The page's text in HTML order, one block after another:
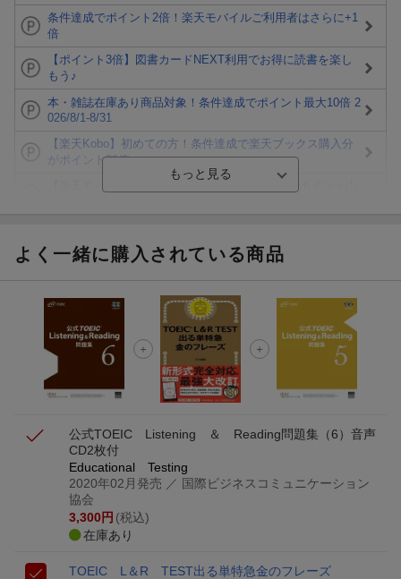
条件達成でポイント2倍！楽天モバイルご利用者はさらに+1
倍
【ポイント3倍】図書カードNEXT利用でお得に読書を楽し
もう♪
本・雑誌在庫あり商品対象！条件達成でポイント最大10倍 2
026/8/1-8/31
【楽天Kobo】初めての方！条件達成で楽天ブックス購入分
がポイント20倍
ト山分け
エントリー＆3,000円以上購入で無料データSIM（3GB/月プ
ラン）が当たる！
楽天モバイル紹介キャンペーンの拡散で300円OFFクーポン
進呈
よく一緒に購入されている商品
公式TOEIC Listening ＆ Reading問題集（6） 音声
CD2枚付
Educational Testing
2020年02月発売 ／ 国際ビジネスコミュニケーション
協会
3,300円 (税込)
在庫あり
TOEIC L＆R TEST出る単特急金のフレーズ